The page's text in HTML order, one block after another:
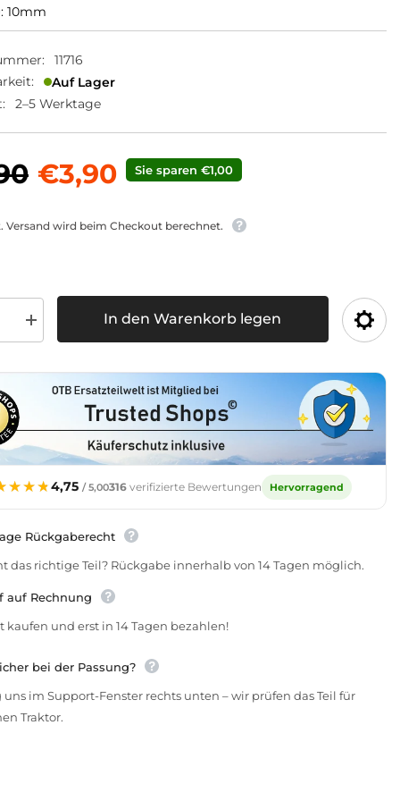
10mm
11716
Auf Lager
2–5 Werktage
€3,90 Sie sparen €1,00
Versand wird beim Checkout berechnet.
Menge
für
In den Warenkorb legen
4,75 / 5,00316 verifizierte Bewertungen Hervorragend
Rückgaberecht
das richtige Teil? Rückgabe innerhalb von 14 Tagen möglich.
auf Rechnung
kaufen und erst in 14 Tagen bezahlen!
bei der Passung?
uns im Support-Fenster rechts unten – wir prüfen das Teil für
Traktor.